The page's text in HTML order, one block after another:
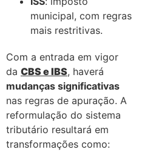
municipal, com regras
mais restritivas.
Com a entrada em vigor
da CBS e IBS, haverá
mudanças significativas
nas regras de apuração. A
reformulação do sistema
tributário resultará em
transformações como: